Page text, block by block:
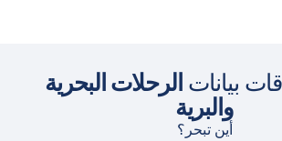
بياناتالرحلات البحرية
والبرية
أين تبحر؟